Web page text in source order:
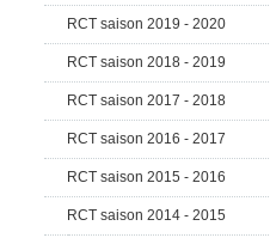
RCT saison 2019 - 2020
RCT saison 2018 - 2019
RCT saison 2017 - 2018
RCT saison 2016 - 2017
RCT saison 2015 - 2016
RCT saison 2014 - 2015